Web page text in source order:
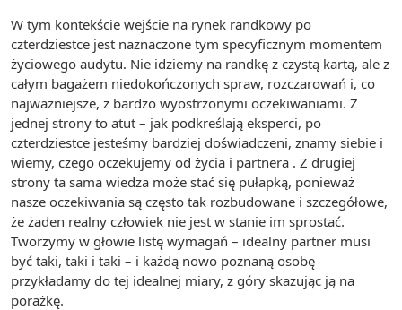
W tym kontekście wejście na rynek randkowy po
czterdziestce jest naznaczone tym specyficznym momentem
życiowego audytu. Nie idziemy na randkę z czystą kartą, ale z
całym bagażem niedokończonych spraw, rozczarowań i, co
najważniejsze, z bardzo wyostrzonymi oczekiwaniami. Z
jednej strony to atut – jak podkreślają eksperci, po
czterdziestce jesteśmy bardziej doświadczeni, znamy siebie i
wiemy, czego oczekujemy od życia i partnera . Z drugiej
strony ta sama wiedza może stać się pułapką, ponieważ
nasze oczekiwania są często tak rozbudowane i szczegółowe,
że żaden realny człowiek nie jest w stanie im sprostać.
Tworzymy w głowie listę wymagań – idealny partner musi
być taki, taki i taki – i każdą nowo poznaną osobę
przykładamy do tej idealnej miary, z góry skazując ją na
porażkę.